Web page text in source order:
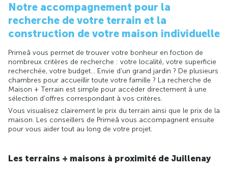
Notre accompagnement pour la
recherche de votre terrain et la
construction de votre maison individuelle
Primeâ vous permet de trouver votre bonheur en foction de
nombreux critères de recherche : votre localité, votre superficie
recherchée, votre budget... Envie d'un grand jardin ? De plusieurs
chambres pour accueillir toute votre famille ? La recherche de
Maison + Terrain est simple pour accéder directement à une
sélection d'offres correspondant à vos critères.
Vous visualisez clairement le prix du terrain ainsi que le prix de la
maison. Les conseillers de Primeâ vous accompagnent ensuite
pour vous aider tout au long de votre projet.
Les terrains + maisons à proximité de Juillenay